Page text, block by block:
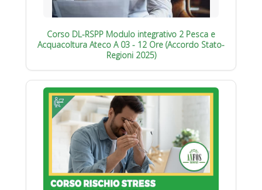
Corso DL-RSPP Modulo integrativo 2 Pesca e
Acquacoltura Ateco A 03 - 12 Ore (Accordo Stato-
Regioni 2025)